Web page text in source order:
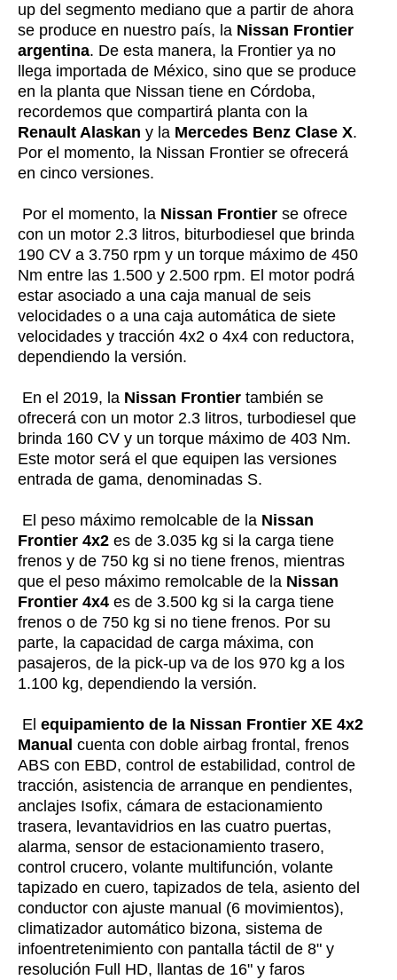
up del segmento mediano que a partir de ahora
se produce en nuestro país, la Nissan Frontier
argentina. De esta manera, la Frontier ya no
llega importada de México, sino que se produce
en la planta que Nissan tiene en Córdoba,
recordemos que compartirá planta con la
Renault Alaskan y la Mercedes Benz Clase X.
Por el momento, la Nissan Frontier se ofrecerá
en cinco versiones.
Por el momento, la Nissan Frontier se ofrece
con un motor 2.3 litros, biturbodiesel que brinda
190 CV a 3.750 rpm y un torque máximo de 450
Nm entre las 1.500 y 2.500 rpm. El motor podrá
estar asociado a una caja manual de seis
velocidades o a una caja automática de siete
velocidades y tracción 4x2 o 4x4 con reductora,
dependiendo la versión.
En el 2019, la Nissan Frontier también se
ofrecerá con un motor 2.3 litros, turbodiesel que
brinda 160 CV y un torque máximo de 403 Nm.
Este motor será el que equipen las versiones
entrada de gama, denominadas S.
El peso máximo remolcable de la Nissan
Frontier 4x2 es de 3.035 kg si la carga tiene
frenos y de 750 kg si no tiene frenos, mientras
que el peso máximo remolcable de la Nissan
Frontier 4x4 es de 3.500 kg si la carga tiene
frenos o de 750 kg si no tiene frenos. Por su
parte, la capacidad de carga máxima, con
pasajeros, de la pick-up va de los 970 kg a los
1.100 kg, dependiendo la versión.
El equipamiento de la Nissan Frontier XE 4x2
Manual cuenta con doble airbag frontal, frenos
ABS con EBD, control de estabilidad, control de
tracción, asistencia de arranque en pendientes,
anclajes Isofix, cámara de estacionamiento
trasera, levantavidrios en las cuatro puertas,
alarma, sensor de estacionamiento trasero,
control crucero, volante multifunción, volante
tapizado en cuero, tapizados de tela, asiento del
conductor con ajuste manual (6 movimientos),
climatizador automático bizona, sistema de
infoentretenimiento con pantalla táctil de 8" y
resolución Full HD, llantas de 16" y faros